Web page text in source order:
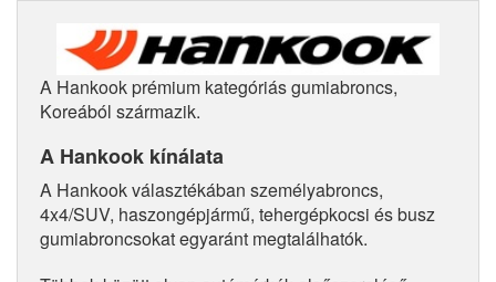
A Hankook prémium kategóriás gumiabroncs,
Koreából származik.
A Hankook kínálata
A Hankook választékában személyabroncs,
4x4/SUV, haszongépjármű, tehergépkocsi és busz
gumiabroncsokat egyaránt megtalálhatók.